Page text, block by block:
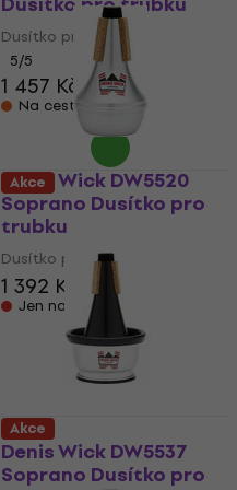
Dusítko pro trubku
5/5
1 457 Kč
Na cestě
Denis Wick DW5520
Soprano Dusítko pro
trubku
Dusítko pro trubku
1 392 Kč
Jen na objednávku
Akce
Denis Wick DW5537
Soprano Dusítko pro
Akce